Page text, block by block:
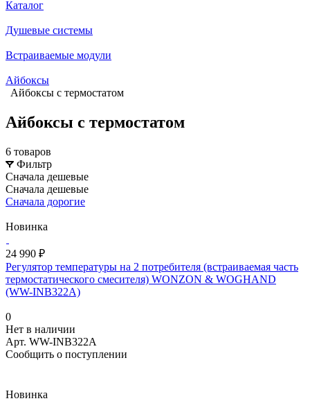
Каталог
Душевые системы
Встраиваемые модули
Айбоксы
Айбоксы с термостатом
Айбоксы с термостатом
6 товаров
Фильтр
Сначала дешевые
Сначала дешевые
Сначала дорогие
Новинка
24 990 ₽
Регулятор температуры на 2 потребителя (встраиваемая часть
термостатического смесителя) WONZON & WOGHAND
(WW-INB322A)
0
Нет в наличии
Арт. WW-INB322A
Сообщить о поступлении
Новинка